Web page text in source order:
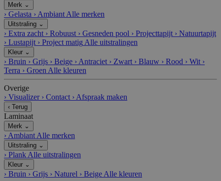
Merk ⌄
› Gelasta › Ambiant Alle merken
Uitstraling ⌄
› Extra zacht › Robuust › Gesneden pool › Projecttapijt › Natuurtapijt
› Lustapijt › Project matig Alle uitstralingen
Kleur ⌄
› Bruin › Grijs › Beige › Antraciet › Zwart › Blauw › Rood › Wit ›
Terra › Groen Alle kleuren
Overige
› Visualizer › Contact › Afspraak maken
‹ Terug
Laminaat
Merk ⌄
› Ambiant Alle merken
Uitstraling ⌄
› Plank Alle uitstralingen
Kleur ⌄
› Bruin › Grijs › Naturel › Beige Alle kleuren